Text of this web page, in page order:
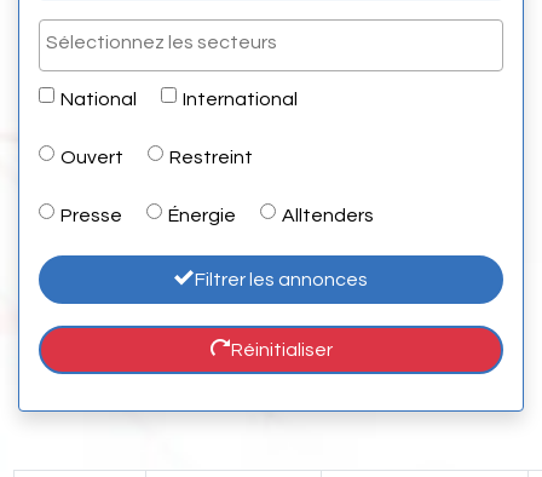
National International
Ouvert Restreint
Presse Énergie Alltenders
Filtrer les annonces
Réinitialiser